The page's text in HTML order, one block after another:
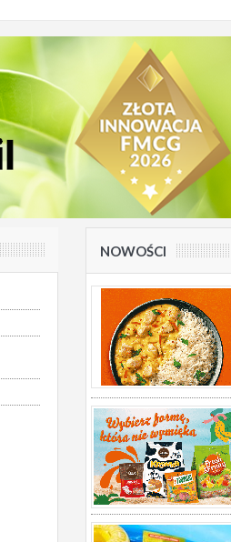
NOWOŚCI